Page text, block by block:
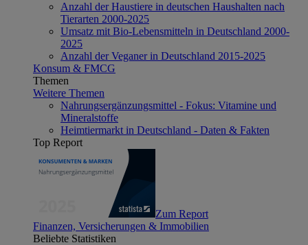
Anzahl der Haustiere in deutschen Haushalten nach
Tierarten 2000-2025
Umsatz mit Bio-Lebensmitteln in Deutschland 2000-
2025
Anzahl der Veganer in Deutschland 2015-2025
Konsum & FMCG
Themen
Weitere Themen
Nahrungsergänzungsmittel - Fokus: Vitamine und
Mineralstoffe
Heimtiermarkt in Deutschland - Daten & Fakten
Top Report
Zum Report
Finanzen, Versicherungen & Immobilien
Beliebte Statistiken